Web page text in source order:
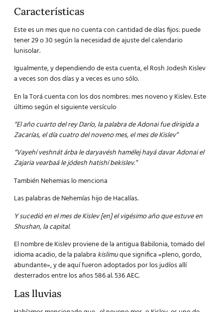
Características
Este es un mes que no cuenta con cantidad de días fijos: puede
tener 29 o 30 según la necesidad de ajuste del calendario
lunisolar.
Igualmente, y dependiendo de esta cuenta, el Rosh Jodesh Kislev
a veces son dos días y a veces es uno sólo.
En la Torá cuenta con los dos nombres: mes noveno y Kislev. Este
último según el siguiente versículo
“El año cuarto del rey Darío, la palabra de Adonai fue dirigida a
Zacarías, el día cuatro del noveno mes, el mes de Kislev”
“Vayehí veshnát árba le daryavésh hamélej hayá davar Adonai el
Zajaria vearbaá le jódesh hatishí bekislev.”
También Nehemias lo menciona
Las palabras de Nehemías hijo de Hacalías.
Y sucedió en el mes de Kislev [en] el vigésimo año que estuve en
Shushan, la capital.
El nombre de Kislev proviene de la antigua Babilonia, tomado del
idioma acadio, de la palabra kislimuque significa «pleno, gordo,
abundante», y de aquí fueron adoptados por los judíos allí
desterrados entre los años 586 al. 536 AEC.
Las lluvias